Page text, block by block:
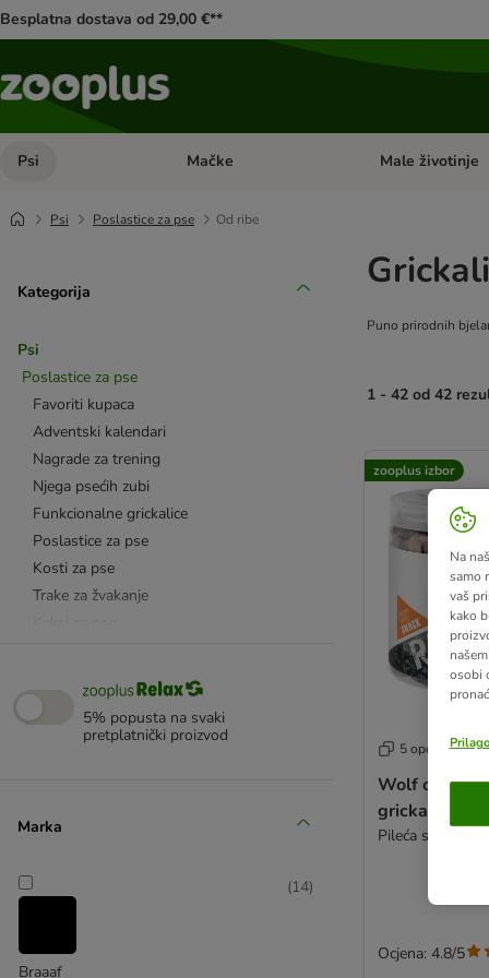
Besplatna dostava od 29,00 €**
Psi Pregled kategorija: Psi
Mačke Pregled kategorija:
Male životinje
Psi Poslastice za pse Od ribe
Kategorija
Psi
Poslastice za pse
Favoriti kupaca
Adventski kalendari
Nagrade za trening
Njega psećih zubi
Funkcionalne grickalice
Poslastice za pse
Kosti za pse
Trake za žvakanje
Njega psećih zglobova
Od govedine
Od noja
8 in 1
5% popusta na svaki
pretplatnički proizvod
Marka
Braaaf
(14)
Puno prirodnih
1 - 42 od 42
zooplus izbor
5 opcija
Wolf of
grickalice
Pileća srca (70 g)
Ocjena: 4.8/5
Na
samo
vaš
kako
osobi